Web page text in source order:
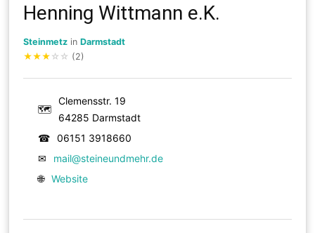
Henning Wittmann e.K.
Steinmetz inDarmstadt
★★★ ☆ ☆ (2)
🗺
Clemensstr. 19
64285 Darmstadt
☎
06151 3918660
✉
mail@steineundmehr.de
🌐 Website